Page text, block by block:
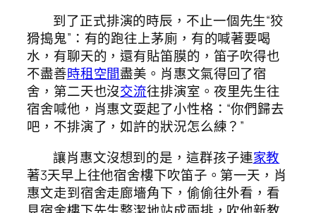
到了正式排演的時辰，不止一個先生“狡
猾搗鬼”：有的跑往上茅廁，有的喊著要喝
水，有聊天的，還有貼笛膜的，笛子吹得也
不盡善時租空間盡美。肖惠文氣得回了宿
舍，第二天也沒交流往排演室。夜里先生往
宿舍喊他，肖惠文耍起了小性格：“你們歸去
吧，不排演了，如許的狀況怎么練？”
讓肖惠文沒想到的是，這群孩子連家教
著3天早上往他宿舍樓下吹笛子。第一天，肖
惠文走到宿舍走廊墻角下，偷偷往外看，看